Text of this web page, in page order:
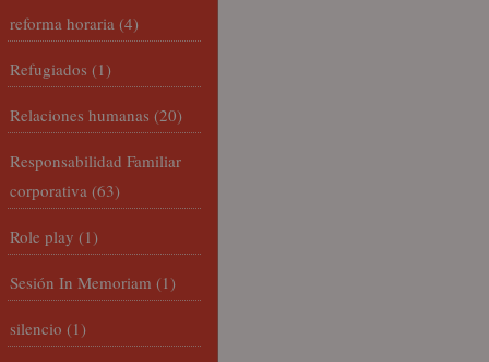
reforma horaria (4)
Refugiados (1)
Relaciones humanas (20)
Responsabilidad Familiar
corporativa (63)
Role play (1)
Sesión In Memoriam (1)
silencio (1)